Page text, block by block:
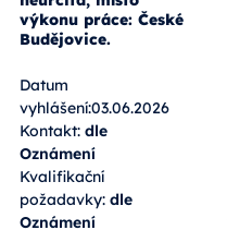
výkonu práce: České
Budějovice.
Datum
vyhlášení:03.06.2026
Kontakt: dle
Oznámení
Kvalifikační
požadavky: dle
Oznámení